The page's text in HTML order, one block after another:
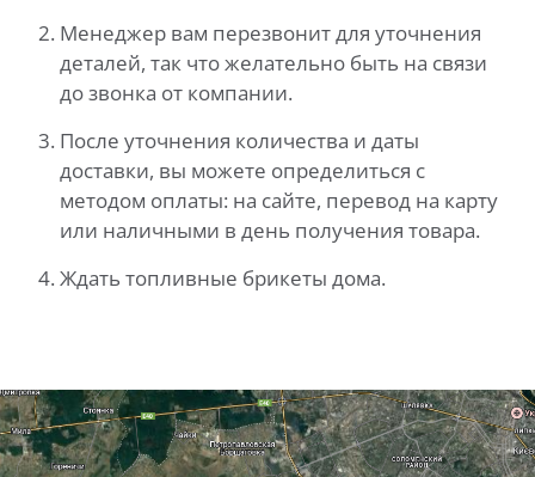
Менеджер вам перезвонит для уточнения
деталей, так что желательно быть на связи
до звонка от компании.
После уточнения количества и даты
доставки, вы можете определиться с
методом оплаты: на сайте, перевод на карту
или наличными в день получения товара.
Ждать топливные брикеты дома.